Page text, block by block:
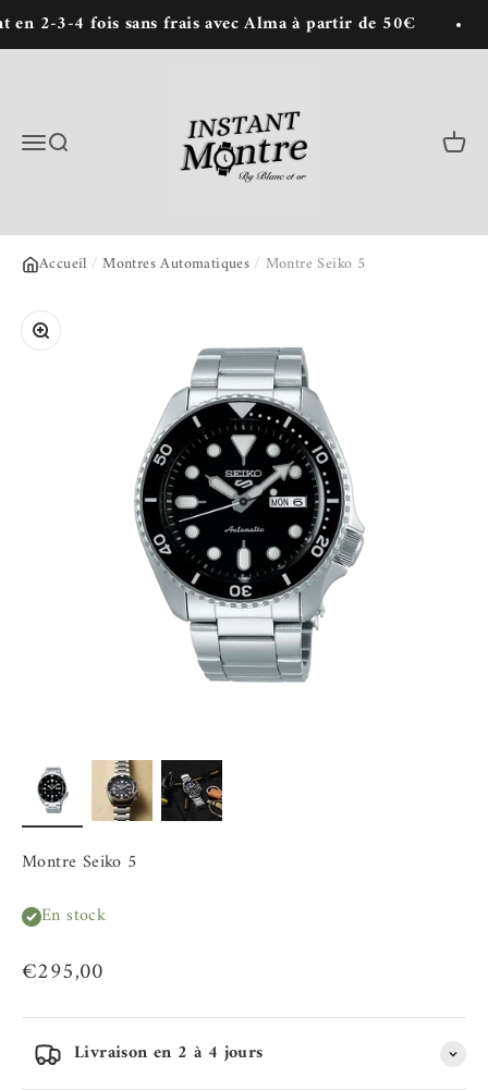
Passer au contenu
2-3-4 fois sans frais avec Alma à partir de 50€
MenuRecherche Panier
Accueil / Montres Automatiques / Montre Seiko 5
Zoomer sur l'image
Montre Seiko 5
En stock
Prix de vente
€295,00
Livraison en 2 à 4 jours